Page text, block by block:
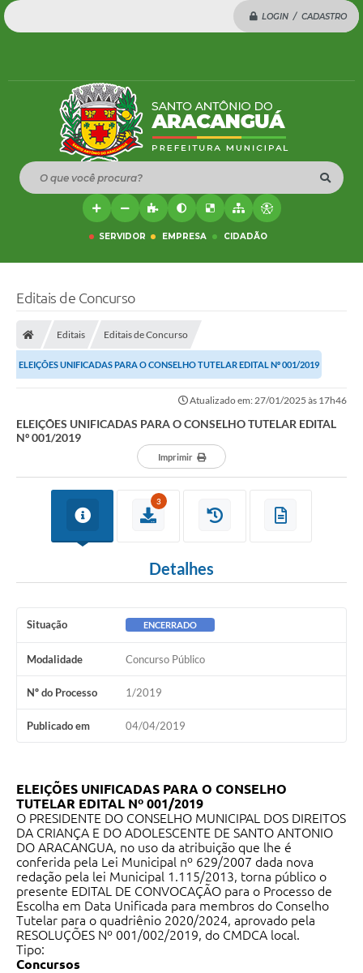
LOGIN / CADASTRO
O que você procura?
SERVIDOR EMPRESA CIDADÃO
Editais de Concurso
Editais Editais de Concurso
ELEIÇÕES UNIFICADAS PARA O CONSELHO TUTELAR EDITAL Nº 001/2019
Atualizado em: 27/01/2025 às 17h46
ELEIÇÕES UNIFICADAS PARA O CONSELHO TUTELAR EDITAL
Nº 001/2019
Imprimir
3
Detalhes
Situação ENCERRADO
Modalidade Concurso Público
Nº do Processo 1/2019
Publicado em 04/04/2019
ELEIÇÕES UNIFICADAS PARA O CONSELHO
TUTELAR EDITAL Nº 001/2019
O PRESIDENTE DO CONSELHO MUNICIPAL DOS DIREITOS
DA CRIANÇA E DO ADOLESCENTE DE SANTO ANTONIO
DO ARACANGUA, no uso da atribuição que lhe é
conferida pela Lei Municipal nº 629/2007 dada nova
redação pela lei Municipal 1.115/2013, torna público o
presente EDITAL DE CONVOCAÇÃO para o Processo de
Escolha em Data Unificada para membros do Conselho
Tutelar para o quadriênio 2020/2024, aprovado pela
RESOLUÇÕES Nº 001/002/2019, do CMDCA local.
Tipo:
Concursos